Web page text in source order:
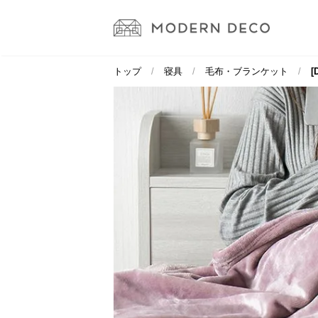
トップ 寝具 毛布・ブランケット